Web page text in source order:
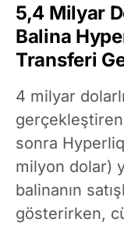
5,4 Milyar
Balina
Transferi
4 milyar
sonra
milyon dolar)
balinanın
gösterirken,